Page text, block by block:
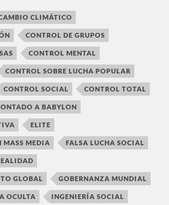
CLIMÁTICO
CONTROL DE GRUPOS
CONTROL MENTAL
CONTROL SOBRE LUCHA POPULAR
CONTROL SOCIAL CONTROL TOTAL
A BABYLON
ELITE
MASS MEDIA FALSA LUCHA SOCIAL
GLOBAL GOBERNANZA MUNDIAL
OCULTA INGENIERÍA SOCIAL